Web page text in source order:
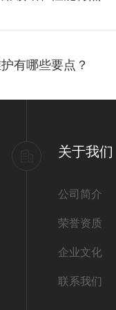
有哪些要点？
关于我们
公司简介
荣誉资质
企业文化
联系我们